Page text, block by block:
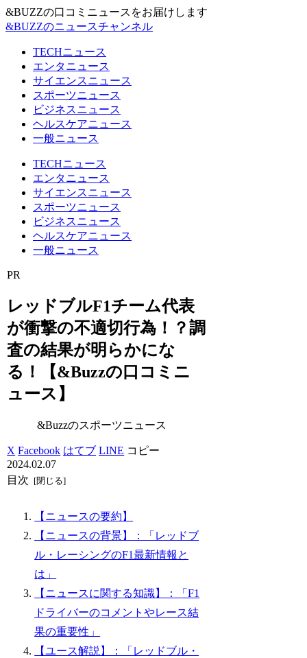
&BUZZの口コミニュースをお届けします
&BUZZのニュースチャンネル
TECHニュース
エンタニュース
サイエンスニュース
スポーツニュース
ビジネスニュース
ヘルスケアニュース
一般ニュース
TECHニュース
エンタニュース
サイエンスニュース
スポーツニュース
ビジネスニュース
ヘルスケアニュース
一般ニュース
PR
レッドブルF1チーム代表
が衝撃の不適切行為！？調
査の結果が明らかにな
る！【&Buzzの口コミニ
ュース】
&Buzzのスポーツニュース
X Facebook はてブ LINE コピー
2024.02.07
目次
【ニュースの要約】
【ニュースの背景】：「レッドブ
ル・レーシングのF1最新情報と
は」
【ニュースに関する知識】：「F1
ドライバーのコメントやレース結
果の重要性」
【ユース解説】：「レッドブル・